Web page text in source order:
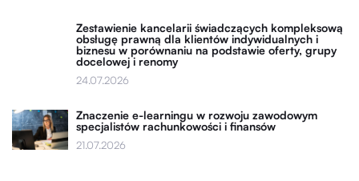
Zestawienie kancelarii świadczących kompleksową
obsługę prawną dla klientów indywidualnych i
biznesu w porównaniu na podstawie oferty, grupy
docelowej i renomy
24.07.2026
Znaczenie e-learningu w rozwoju zawodowym
specjalistów rachunkowości i finansów
21.07.2026